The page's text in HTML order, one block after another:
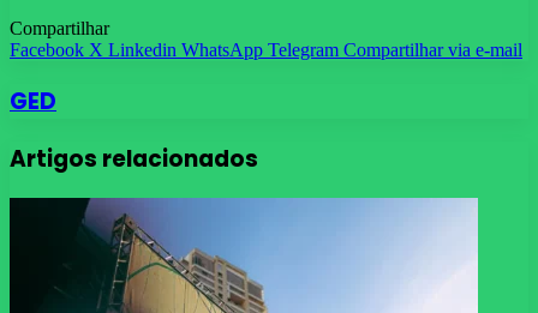
Compartilhar
Facebook X Linkedin WhatsApp Telegram Compartilhar via e-mail
GED
Artigos relacionados